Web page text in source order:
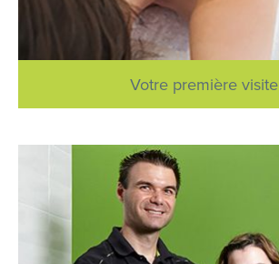
Votre première visite